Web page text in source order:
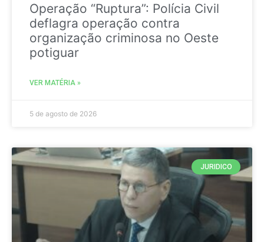
Operação “Ruptura”: Polícia Civil
deflagra operação contra
organização criminosa no Oeste
potiguar
VER MATÉRIA »
5 de agosto de 2026
JURIDICO